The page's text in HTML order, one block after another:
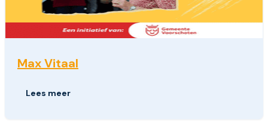
Max Vitaal
Lees meer